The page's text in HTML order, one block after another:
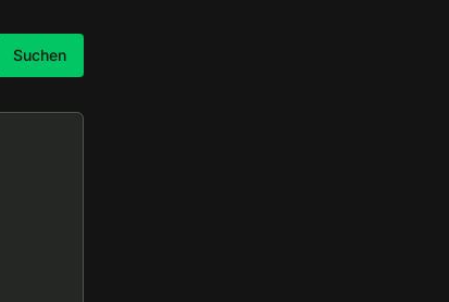
Suchen